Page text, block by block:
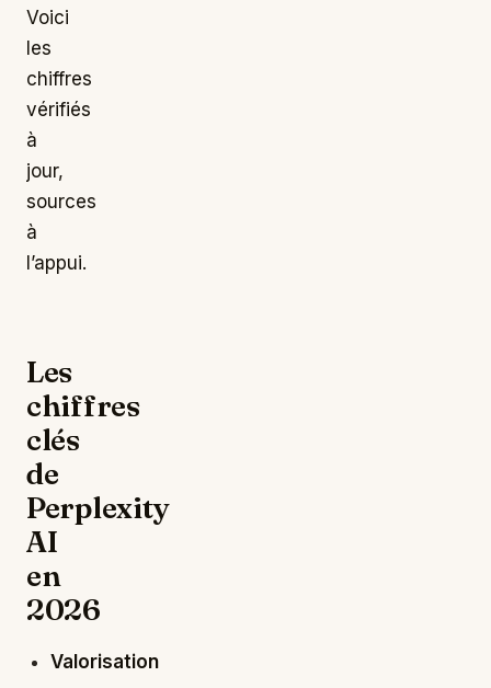
Voici
les
chiffres
vérifiés
à
jour,
sources
à
l’appui.
Les
chiffres
clés
de
Perplexity
AI
en
2026
Valorisation